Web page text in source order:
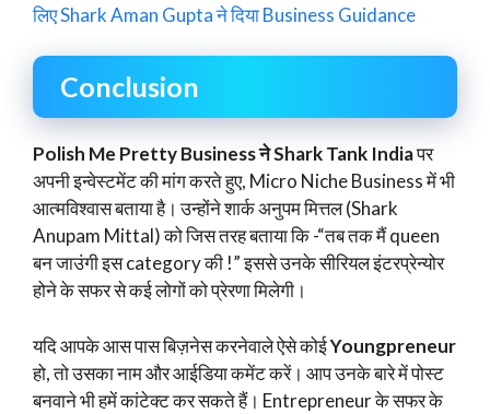
लिए Shark Aman Gupta ने दिया Business Guidance
Conclusion
Polish Me Pretty Business ने Shark Tank Indiaपर
अपनी इन्वेस्टमेंट की मांग करते हुए, Micro Niche Business में भी
आत्मविश्वास बताया है। उन्होंने शार्क अनुपम मित्तल (Shark
Anupam Mittal) को जिस तरह बताया कि -“तब तक मैं queen
बन जाउंगी इस category की !” इससे उनके सीरियल इंटरप्रेन्योर
होने के सफर से कई लोगों को प्रेरणा मिलेगी।
यदि आपके आस पास बिज़नेस करनेवाले ऐसे कोईYoungpreneur
हो, तो उसका नाम और आईडिया कमेंट करें। आप उनके बारे में पोस्ट
बनवाने भी हमें कांटेक्ट कर सकते हैं। Entrepreneur के सफर के